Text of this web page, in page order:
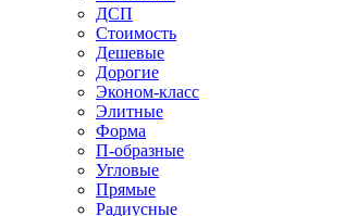
ДСП
Стоимость
Дешевые
Дорогие
Эконом-класс
Элитные
Форма
П-образные
Угловые
Прямые
Радиусные